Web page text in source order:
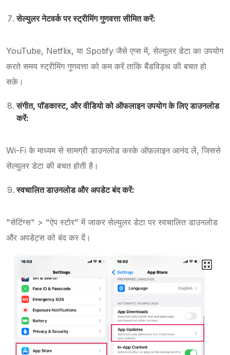
सेल्युलर नेटवर्क पर स्ट्रीमिंग गुणवत्ता सीमित करें:
YouTube, Netflix, या Spotify जैसे एप्स में, सेल्युलर डेटा का उपयोग
करते समय स्ट्रीमिंग गुणवत्ता को कम करें ताकि बैंडविड्थ की बचत हो
सके।
संगीत, पॉडकास्ट, और वीडियो को ऑफलाइन उपयोग के लिए डाउनलोड
करें:
Wi-Fi के माध्यम से सामग्री डाउनलोड करके ऑफ़लाइन आनंद लें, जिससे
सेल्युलर डेटा की बचत होती है।
स्वचालित डाउनलोड और अपडेट बंद करें:
"सेटिंग्स" > "ऐप स्टोर" में जाकर सेल्युलर डेटा पर स्वचालित डाउनलोड
और अपडेट्स को बंद कर दें।